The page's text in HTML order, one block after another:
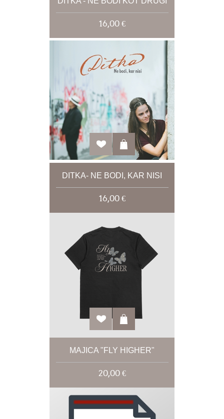
16,00 €
DITKA- NE BODI, KAR NISI
16,00 €
MAJICA "FLY HIGHER"
20,00 €